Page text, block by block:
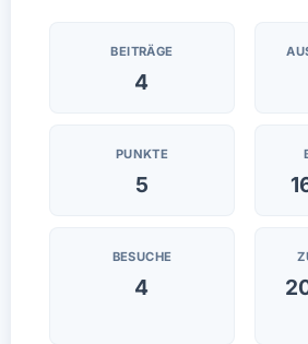
BEITRÄGE
4
PUNKTE
5
BESUCHE
4